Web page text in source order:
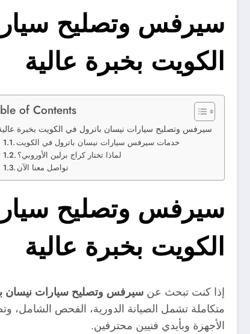
سيرفس وتصليح
الكويت بخبرة عالية
of Contents
سيرفس وتصليح سيارات نيسان باترول في الكويت بخبرة
خدمات سيرفس سيارات نيسان باترول في الكويت
لماذا تختار كراج برلين الأوروبي؟
تواصل معنا الآن
سيرفس وتصليح
الكويت بخبرة عالية
إذا كنت تبحث عن سيرفس وتصليح سيارات نيسان
متكاملة تشمل الصيانة الدورية، الفحص الشامل،
الأجهزة وبأيدي فنيين محترفين.